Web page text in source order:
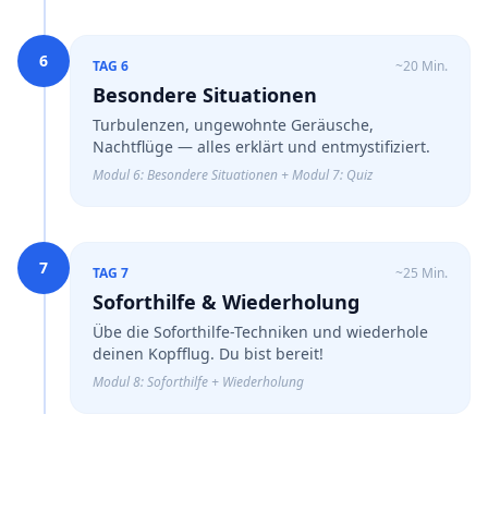
6 TAG 6 ~20 Min.
Besondere Situationen
Turbulenzen, ungewohnte Geräusche,
Nachtflüge — alles erklärt und entmystifiziert.
Modul 6: Besondere Situationen + Modul 7: Quiz
7 TAG 7 ~25 Min.
Soforthilfe & Wiederholung
Übe die Soforthilfe-Techniken und wiederhole
deinen Kopfflug. Du bist bereit!
Modul 8: Soforthilfe + Wiederholung